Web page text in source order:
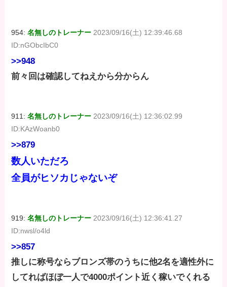
954:名無しのトレーナー 2023/09/16(土) 12:39:46.68
ID:nGObcIbC0
>>948
前々回は確認してねえから分からん
911:名無しのトレーナー 2023/09/16(土) 12:36:02.99
ID:KAzWoanb0
>>879
数人いただろ
全員がヒソカじゃないぞ
919:名無しのトレーナー 2023/09/16(土) 12:36:41.27
ID:nwsl/o4ld
>>857
推しに称号ならブロンズ帯のうちに他2名を適性外に
してればほぼ一人で4000ポイント近く稼いでくれる